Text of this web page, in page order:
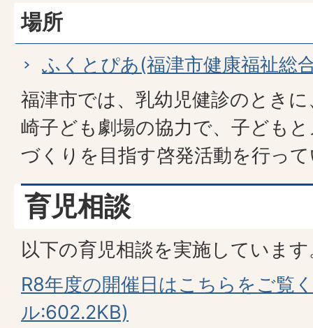
場所
ふくとぴあ(福津市健康福祉総
福津市では、乳幼児健診のとき
崎子ども劇場の協力で、子ども
づくりを目指す啓発活動を行っ
育児相談
以下の育児相談を実施しています
R8年度の開催日はこちらをご覧
ル:602.2KB)